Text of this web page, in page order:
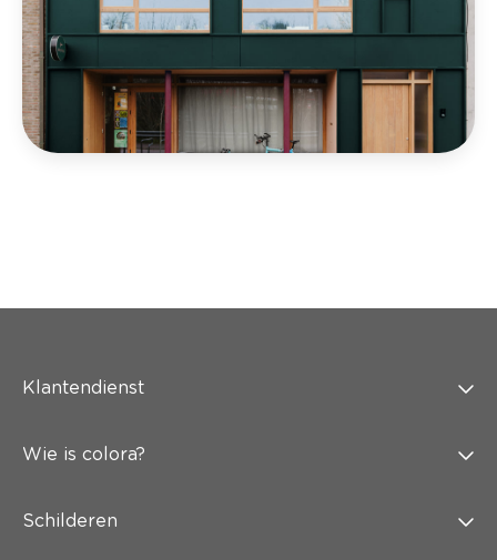
Klantendienst
Wie is colora?
Schilderen